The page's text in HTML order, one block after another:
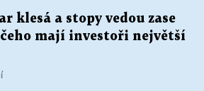
klesá a stopy vedou zase
čeho mají investoři největší